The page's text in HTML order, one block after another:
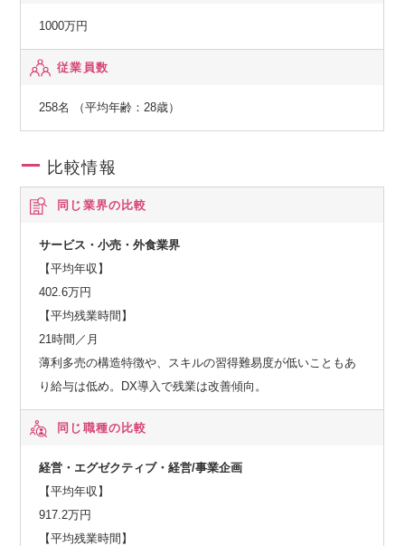
ともできます。
1000万円
従業員数
258名 （平均年齢：28歳）
比較情報
同じ業界の比較
サービス・小売・外食業界
【平均年収】
402.6万円
【平均残業時間】
21時間／月
薄利多売の構造特徴や、スキルの習得難易度が低いこともあ
り給与は低め。DX導入で残業は改善傾向。
同じ職種の比較
経営・エグゼクティブ・経営/事業企画
【平均年収】
917.2万円
【平均残業時間】